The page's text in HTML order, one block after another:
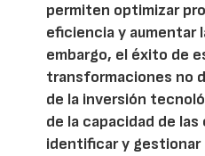
permiten optimizar
eficiencia y aumentar
embargo, el éxito de
transformaciones no
de la inversión
de la capacidad de
identificar y gestionar